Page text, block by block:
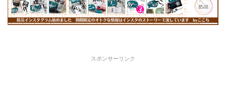
スポンサーリンク